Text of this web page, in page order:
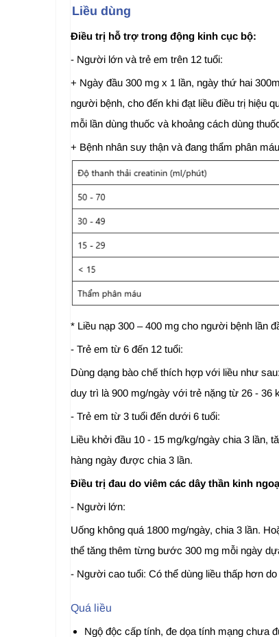
Liều dùng
Điều trị hỗ trợ trong động kinh cục bộ:
- Người lớn và trẻ em trên 12 tuổi:
+ Ngày đầu 300 mg x 1 lần, ngày thứ hai
người bệnh, cho đến khi đạt liều điều trị hiệu
mỗi lần dùng thuốc và khoảng cách dùng
+ Bệnh nhân suy thận và đang thẩm phân
* Liều nạp 300 – 400 mg cho người bệnh lần
- Trẻ em từ 6 đến 12 tuổi:
Dùng dạng bào chế thích hợp với liều như
duy trì là 900 mg/ngày với trẻ nặng từ 26 - 36
- Trẻ em từ 3 tuổi đến dưới 6 tuổi:
Liều khởi đầu 10 - 15 mg/kg/ngày chia 3 lần,
hàng ngày được chia 3 lần.
Điều trị đau do viêm các dây thần kinh
- Người lớn:
Uống không quá 1800 mg/ngày, chia 3 lần.
thể tăng thêm từng bước 300 mg mỗi ngày
- Người cao tuổi: Có thể dùng liều thấp hơn
Quá liều
Ngộ độc cấp tính, đe dọa tính mạng chưa